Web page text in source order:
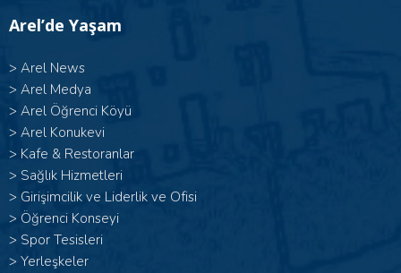
Arel’de Yaşam
> Arel News
> Arel Medya
> Arel Öğrenci Köyü
> Arel Konukevi
> Kafe & Restoranlar
> Sağlık Hizmetleri
> Girişimcilik ve Liderlik ve Ofisi
> Öğrenci Konseyi
> Spor Tesisleri
> Yerleşkeler